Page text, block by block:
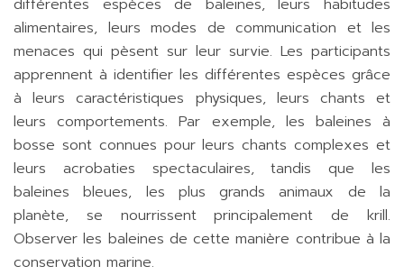
différentes espèces de baleines, leurs habitudes
alimentaires, leurs modes de communication et les
menaces qui pèsent sur leur survie. Les participants
apprennent à identifier les différentes espèces grâce
à leurs caractéristiques physiques, leurs chants et
leurs comportements. Par exemple, les baleines à
bosse sont connues pour leurs chants complexes et
leurs acrobaties spectaculaires, tandis que les
baleines bleues, les plus grands animaux de la
planète, se nourrissent principalement de krill.
Observer les baleines de cette manière contribue à la
conservation marine.